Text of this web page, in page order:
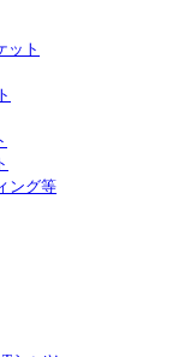
ット
ング等